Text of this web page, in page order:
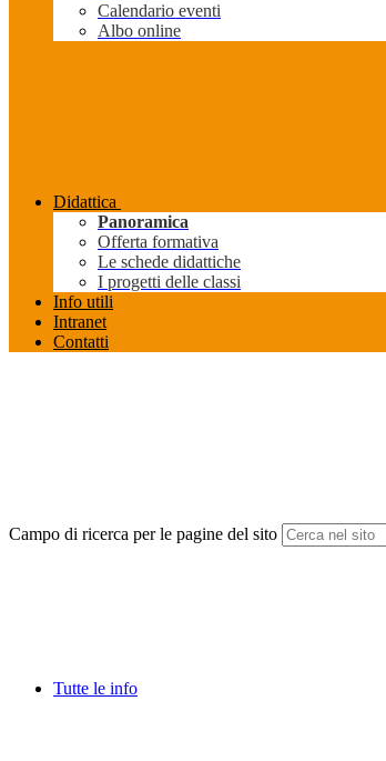
Calendario eventi
Albo online
Didattica
Panoramica
Offerta formativa
Le schede didattiche
I progetti delle classi
Info utili
Intranet
Contatti
Campo di ricerca per le pagine del sito
Tutte le info